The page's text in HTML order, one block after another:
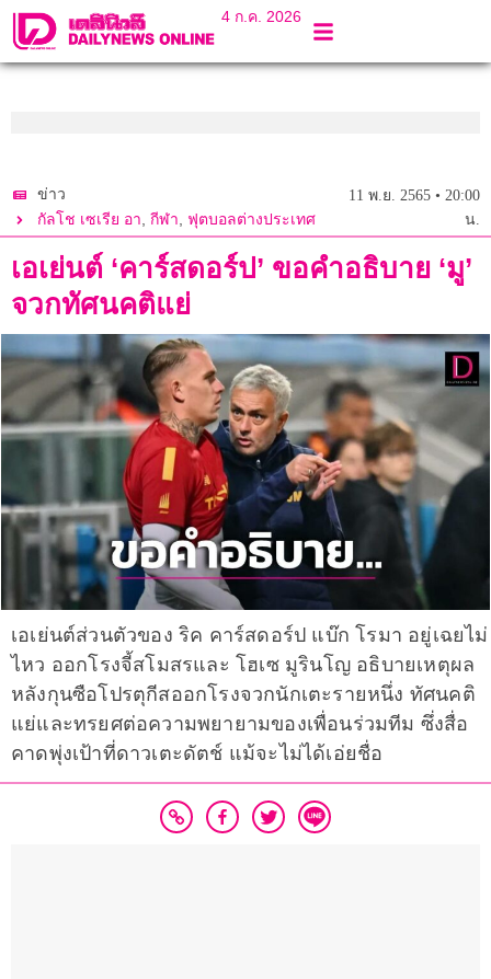
4 ก.ค. 2026
ข่าว
กัลโช เซเรีย อา, กีฬา, ฟุตบอลต่างประเทศ
11 พ.ย. 2565 • 20:00
น.
เอเย่นต์ ‘คาร์สดอร์ป’ ขอคำอธิบาย ‘มู’
จวกทัศนคติแย่
เอเย่นต์ส่วนตัวของ ริค คาร์สดอร์ป แบ๊ก โรมา อยู่เฉยไม่
ไหว ออกโรงจี้สโมสรและ โฮเซ มูรินโญ อธิบายเหตุผล
หลังกุนซือโปรตุกีสออกโรงจวกนักเตะรายหนึ่ง ทัศนคติ
แย่และทรยศต่อความพยายามของเพื่อนร่วมทีม ซึ่งสื่อ
คาดพุ่งเป้าที่ดาวเตะดัตช์ แม้จะไม่ได้เอ่ยชื่อ